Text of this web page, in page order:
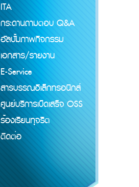
ITA
กระดานถามตอบ Q&A
อัลบั้มภาพกิจกรรม
เอกสาร/รายงาน
E-Service
สารบรรณอิเล็กทรอนิกส์
ศูนย์บริการเบ็ดเสร็จ OSS
ร้องเรียนทุจริต
ติดต่อ